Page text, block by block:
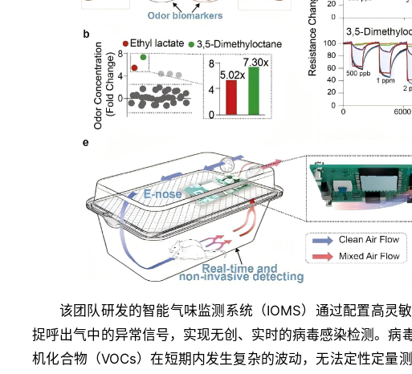
该团队研发的智能气味监测系统（IOMS）通过配置高灵
捉呼出气中的异常信号，实现无创、实时的病毒感染检测。
机化合物（VOCs）在短期内发生复杂的波动，无法定性定量